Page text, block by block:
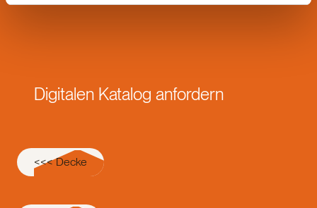
Digitalen Katalog anfordern
<<< Decke